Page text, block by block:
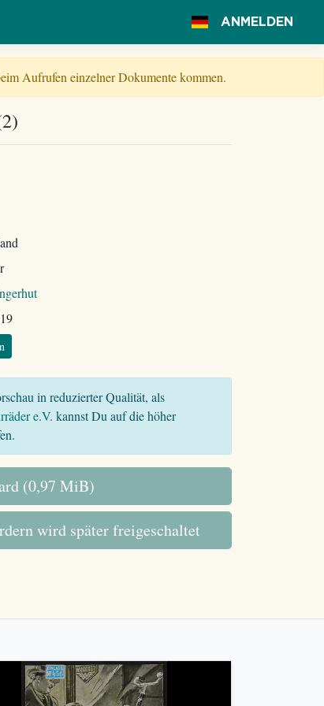
ANMELDEN
Aufrufen einzelner Dokumente kommen.
in reduzierter Qualität, als
e.V. kannst Du auf die höher
(0,97 MiB)
wird später freigeschaltet